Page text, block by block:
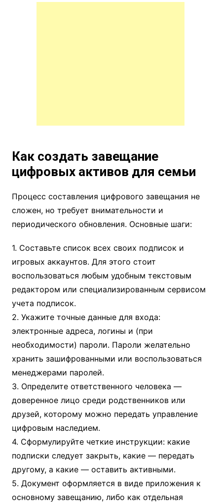
Как создать завещание
цифровых активов для семьи
Процесс составления цифрового завещания не
сложен, но требует внимательности и
периодического обновления. Основные шаги:
1. Составьте список всех своих подписок и
игровых аккаунтов. Для этого стоит
воспользоваться любым удобным текстовым
редактором или специализированным сервисом
учета подписок.
2. Укажите точные данные для входа:
электронные адреса, логины и (при
необходимости) пароли. Пароли желательно
хранить зашифрованными или воспользоваться
менеджерами паролей.
3. Определите ответственного человека —
доверенное лицо среди родственников или
друзей, которому можно передать управление
цифровым наследием.
4. Сформулируйте четкие инструкции: какие
подписки следует закрыть, какие — передать
другому, а какие — оставить активными.
5. Документ оформляется в виде приложения к
основному завещанию, либо как отдельная